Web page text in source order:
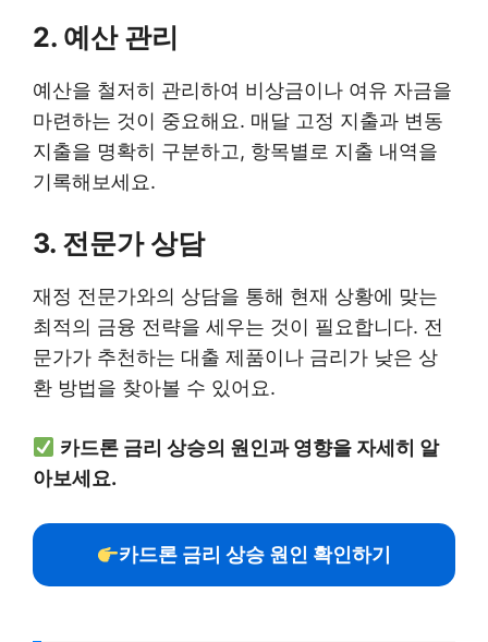
2. 예산 관리
예산을 철저히 관리하여 비상금이나 여유 자금을
마련하는 것이 중요해요. 매달 고정 지출과 변동
지출을 명확히 구분하고, 항목별로 지출 내역을
기록해보세요.
3. 전문가 상담
재정 전문가와의 상담을 통해 현재 상황에 맞는
최적의 금융 전략을 세우는 것이 필요합니다. 전
문가가 추천하는 대출 제품이나 금리가 낮은 상
환 방법을 찾아볼 수 있어요.
카드론 금리 상승의 원인과 영향을 자세히 알
아보세요.
카드론 금리 상승 원인 확인하기